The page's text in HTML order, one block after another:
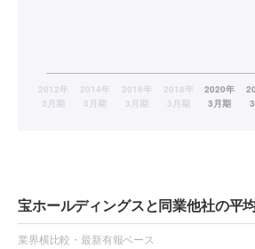
宝ホールディングスと同業他社の平
業界横比較・最新有報ベース